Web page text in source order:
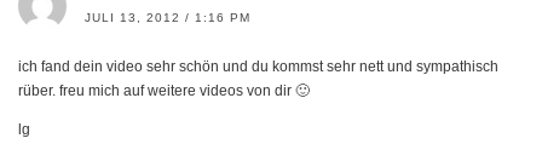
JULI 13, 2012 / 1:16 PM
ich fand dein video sehr schön und du kommst sehr nett und sympathisch
rüber. freu mich auf weitere videos von dir 🙂
lg